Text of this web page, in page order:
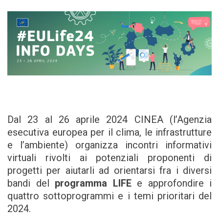
Dal 23 al 26 aprile 2024 CINEA (l’Agenzia
esecutiva europea per il clima, le infrastrutture
e l’ambiente) organizza incontri informativi
virtuali rivolti ai potenziali proponenti di
progetti per aiutarli ad orientarsi fra i diversi
bandi del programma LIFEe approfondire i
quattro sottoprogrammi e i temi prioritari del
2024.